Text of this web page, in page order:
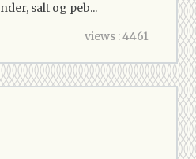
salt og peb...
views : 4461